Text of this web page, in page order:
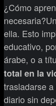
¿Cómo
ella. Esto
educativo,
árabe, o a
total en la
trasladarse
diario sin